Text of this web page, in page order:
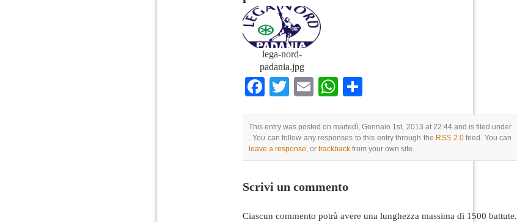
lega-nord-
padania.jpg
Facebook
TwitterEmailWhatsApp
This entry was posted on martedì, Gennaio 1st, 2013 at 22:44 and is filed under
. You can follow any responses to this entry through the RSS 2.0feed. You can
leave a response, or trackback from your own site.
Scrivi un commento
Ciascun commento potrà avere una lunghezza massima di 1500 battute.